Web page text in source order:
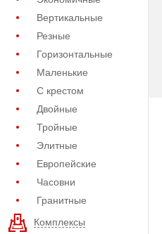
Вертикальные
Резные
Горизонтальные
Маленькие
С крестом
Двойные
Тройные
Элитные
Европейские
Часовни
Гранитные
Комплексы